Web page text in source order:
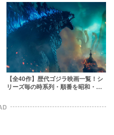
【全40作】歴代ゴジラ映画一覧！シ
リーズ毎の時系列・順番を昭和・平